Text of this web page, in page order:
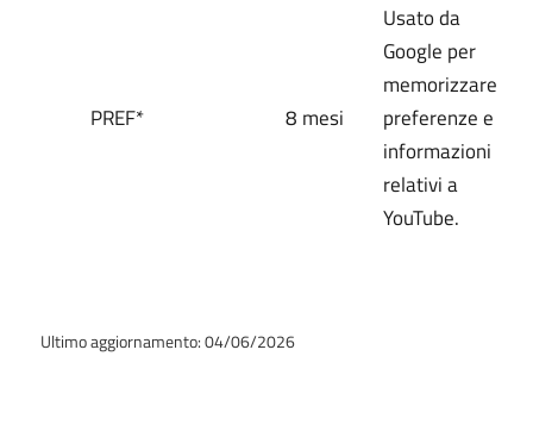
PREF* 8 mesi
Usato da
Google per
memorizzare
preferenze e
informazioni
relativi a
YouTube.
Ultimo aggiornamento: 04/06/2026